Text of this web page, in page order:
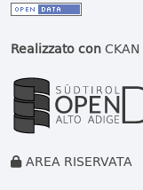
Realizzato conCKAN
AREA RISERVATA